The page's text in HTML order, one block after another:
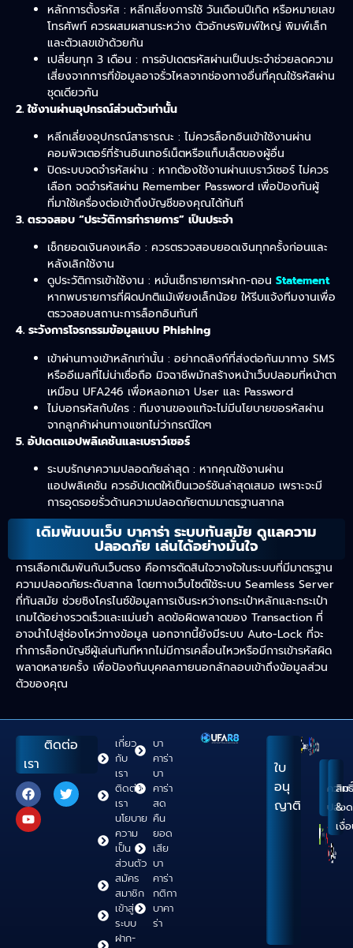
หลักการตั้งรหัส : หลีกเลี่ยงการใช้ วันเดือนปีเกิด หรือหมายเลข
โทรศัพท์ ควรผสมผสานระหว่าง ตัวอักษรพิมพ์ใหญ่ พิมพ์เล็ก
และตัวเลขเข้าด้วยกัน
เปลี่ยนทุก 3 เดือน : การอัปเดตรหัสผ่านเป็นประจำช่วยลดความ
เสี่ยงจากการที่ข้อมูลอาจรั่วไหลจากช่องทางอื่นที่คุณใช้รหัสผ่าน
ชุดเดียวกัน
2. ใช้งานผ่านอุปกรณ์ส่วนตัวเท่านั้น
หลีกเลี่ยงอุปกรณ์สาธารณะ : ไม่ควรล็อกอินเข้าใช้งานผ่าน
คอมพิวเตอร์ที่ร้านอินเทอร์เน็ตหรือแท็บเล็ตของผู้อื่น
ปิดระบบจดจำรหัสผ่าน : หากต้องใช้งานผ่านเบราว์เซอร์ ไม่ควร
เลือก จดจำรหัสผ่าน Remember Password เพื่อป้องกันผู้
ที่มาใช้เครื่องต่อเข้าถึงบัญชีของคุณได้ทันที
3. ตรวจสอบ “ประวัติการทำรายการ” เป็นประจำ
เช็กยอดเงินคงเหลือ : ควรตรวจสอบยอดเงินทุกครั้งก่อนและ
หลังเลิกใช้งาน
ดูประวัติการเข้าใช้งาน : หมั่นเช็กรายการฝาก-ถอน Statement
หากพบรายการที่ผิดปกติแม้เพียงเล็กน้อย ให้รีบแจ้งทีมงานเพื่อ
ตรวจสอบสถานะการล็อกอินทันที
4. ระวังการโจรกรรมข้อมูลแบบ Phishing
เข้าผ่านทางเข้าหลักเท่านั้น : อย่ากดลิงก์ที่ส่งต่อกันมาทาง SMS
หรืออีเมลที่ไม่น่าเชื่อถือ มิจฉาชีพมักสร้างหน้าเว็บปลอมที่หน้าตา
เหมือน UFA246 เพื่อหลอกเอา User และ Password
ไม่บอกรหัสกับใคร : ทีมงานของแท้จะไม่มีนโยบายขอรหัสผ่าน
จากลูกค้าผ่านทางแชทไม่ว่ากรณีใดๆ
5. อัปเดตแอปพลิเคชันและเบราว์เซอร์
ระบบรักษาความปลอดภัยล่าสุด : หากคุณใช้งานผ่าน
แอปพลิเคชัน ควรอัปเดตให้เป็นเวอร์ชันล่าสุดเสมอ เพราะจะมี
การอุดรอยรั่วด้านความปลอดภัยตามมาตรฐานสากล
เดิมพันบนเว็บ บาคาร่า ระบบทันสมัย ดูแลความ
ปลอดภัย เล่นได้อย่างมั่นใจ
การเลือกเดิมพันกับเว็บตรง คือการตัดสินใจวางใจในระบบที่มีมาตรฐาน
ความปลอดภัยระดับสากล โดยทางเว็บไซต์ใช้ระบบ Seamless Server
ที่ทันสมัย ช่วยซิงโครไนซ์ข้อมูลการเงินระหว่างกระเป๋าหลักและกระเป๋า
เกมได้อย่างรวดเร็วและแม่นยำ ลดข้อผิดพลาดของ Transaction ที่
อาจนำไปสู่ช่องโหว่ทางข้อมูล นอกจากนี้ยังมีระบบ Auto-Lock ที่จะ
ทำการล็อกบัญชีผู้เล่นทันทีหากไม่มีการเคลื่อนไหวหรือมีการเข้ารหัสผิด
พลาดหลายครั้ง เพื่อป้องกันบุคคลภายนอกลักลอบเข้าถึงข้อมูลส่วน
ตัวของคุณ
ใบ
อนุ
ญาติ
ความ
ปลอ
สิท
&
เงื่
เกี่ยว
กับ
เรา
ติดต่อ
เรา
นโยบาย
ความ
เป็น
ส่วนตัว
สมัคร
สมาชิก
เข้าสู่
ระบบ
ฝาก-
บา
คาร่า
บา
คาร่า
สด
คืน
ยอด
เสีย
บา
คาร่า
กติกา
บาคา
ร่า
ติดต่อ
เรา